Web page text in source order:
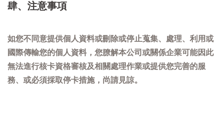
肆、注意事項
如您不同意提供個人資料或刪除或停止蒐集、處理、利用或
國際傳輸您的個人資料，您膫解本公司或關係企業可能因此
無法進行核卡資格審核及相關處理作業或提供您完善的服
務、或必須採取停卡措施，尚請見諒。